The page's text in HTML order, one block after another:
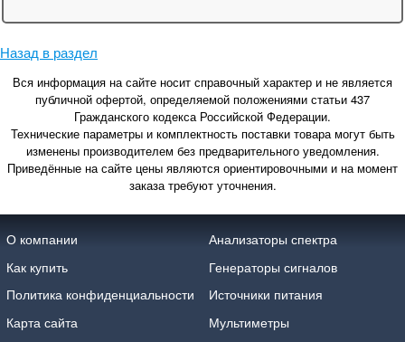
Назад в раздел
Вся информация на сайте носит справочный характер и не является
публичной офертой, определяемой положениями статьи 437
Гражданского кодекса Российской Федерации.
Технические параметры и комплектность поставки товара могут быть
изменены производителем без предварительного уведомления.
Приведённые на сайте цены являются ориентировочными и на момент
заказа требуют уточнения.
О компании
Как купить
Политика конфиденциальности
Карта сайта
Анализаторы спектра
Генераторы сигналов
Источники питания
Мультиметры